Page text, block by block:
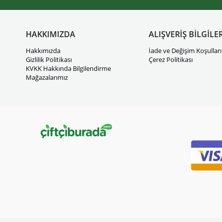
HAKKIMIZDA
Hakkımızda
Gizlilik Politikası
KVKK Hakkında Bilgilendirme
Mağazalarımız
ALIŞVERİŞ
İade ve Değişim Koşulları
Çerez Politikası